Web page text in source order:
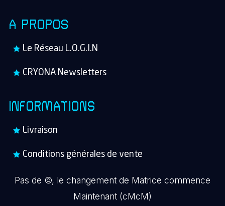
A PROPOS
Le Réseau L.O.G.I.N
CRYONA Newsletters
INFORMATIONS
Livraison
Conditions générales de vente
Pas de ©, le changement de Matrice commence
Maintenant (cMcM)